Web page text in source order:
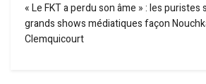
« Le FKT a perdu son âme » : les puristes
grands shows médiatiques façon
Clemquicourt